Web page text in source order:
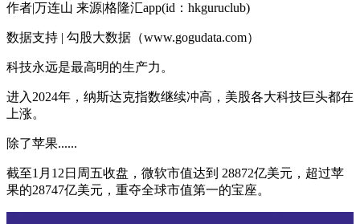
作者|万连山 来源|格隆汇app(id：hkguruclub)
数据支持 | 勾股大数据（www.gogudata.com）
科技永远是最高明的生产力。
进入2024年，纳斯达克指数继续冲高，美股各大科技巨头都在
上涨。
除了苹果......
截至1月12日周五收盘，微软市值达到 28872亿美元，超过苹
果的28747亿美元，重夺全球市值第一的宝座。